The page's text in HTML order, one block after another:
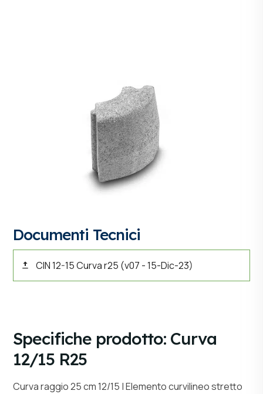
Documenti Tecnici
CIN 12-15 Curva r25 (v07 - 15-Dic-23)
Specifiche prodotto: Curva
12/15 R25
Curva raggio 25 cm 12/15 | Elemento curvilineo stretto